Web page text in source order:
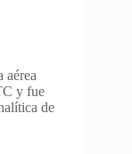
aérea
y fue
de